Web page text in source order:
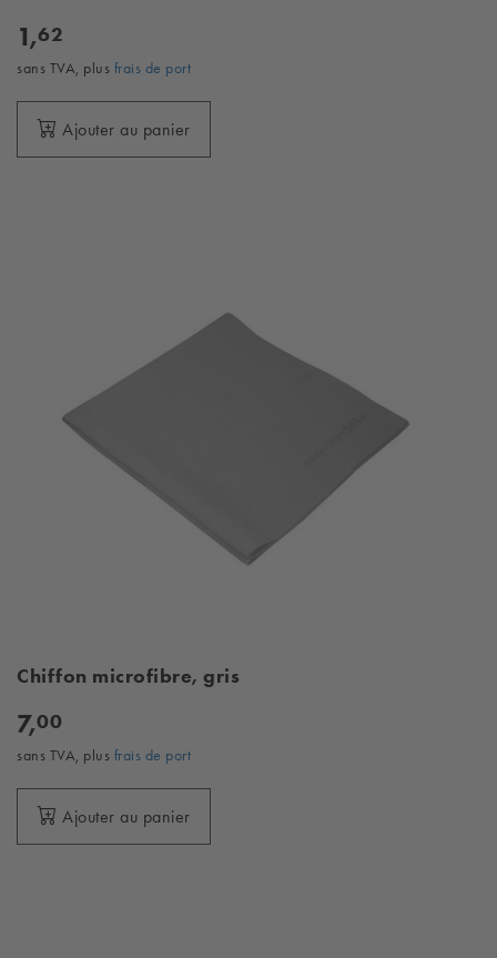
1,62
sans TVA, plus frais de port
Ajouter au panier
Chiffon microfibre, gris
7,00
sans TVA, plus frais de port
Ajouter au panier